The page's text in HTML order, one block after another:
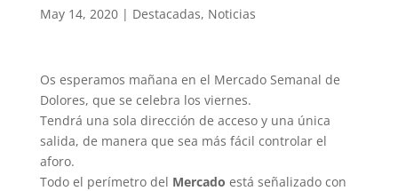
May 14, 2020| Destacadas, Noticias
Os esperamos mañana en el Mercado Semanal de
Dolores, que se celebra los viernes.
Tendrá una sola dirección de acceso y una única
salida, de manera que sea más fácil controlar el
aforo.
Todo el perímetro del Mercado está señalizado con